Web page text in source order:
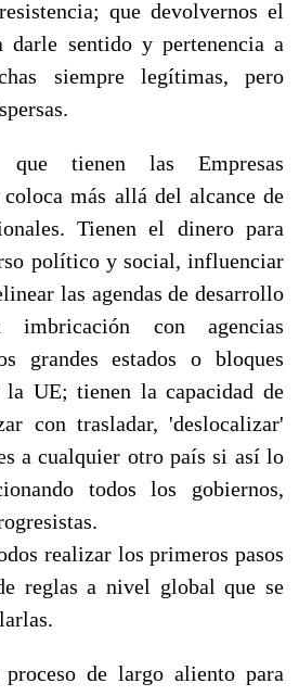
que devolvernos el
darle sentido y pertenencia a
siempre legítimas, pero
tienen las Empresas
más allá del alcance de
Tienen el dinero para
político y social, influenciar
las agendas de desarrollo
con agencias
grandes estados o bloques
UE; tienen la capacidad de
con trasladar, 'deslocalizar'
a cualquier otro país si así lo
todos los gobiernos,
realizar los primeros pasos
reglas a nivel global que se
de largo aliento para